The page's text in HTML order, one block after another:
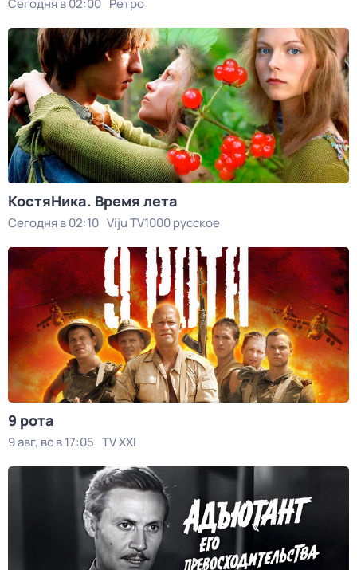
Сегодня в 02:00 Ретро
КостяНика. Время лета
Сегодня в 02:10 Viju TV1000 русское
9 рота
9 авг, вс в 17:05 TV XXI